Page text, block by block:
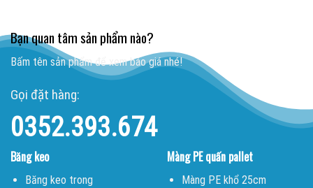
Bạn quan tâm sản phẩm nào?
Bấm tên sản phẩm để xem báo giá nhé!
Gọi đặt hàng:
0352.393.674
Băng keo
Băng keo trong
Màng PE quấn pallet
Màng PE khổ 25cm